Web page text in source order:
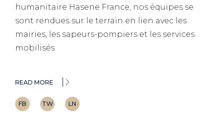
humanitaire Hasene France, nos équipes se
sont rendues sur le terrain en lien avec les
mairies, les sapeurs-pompiers et les services
mobilisés
READ MORE
FB TW LN